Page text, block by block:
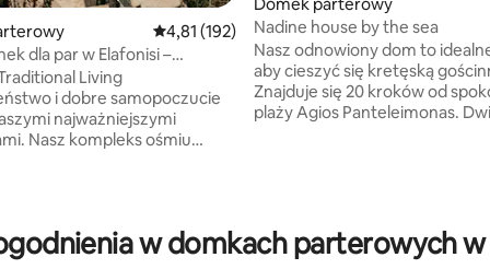
liczba recenzji: 32
Średnia ocena: 4,81 na 5, liczba recenzji: 192
4,81 (192)
dla par w Elafonisi –
życie w Ellafos
Living
i dobre samopoczucie
najważniejszymi
ośmiu
rodzinny ośrodek
zobowiązujemy się do
Nadine house by the sea
Nasz odnowiony dom to
aby cieszyć się kretęską
Znajduje się 20 kroków od
plaży Agios Panteleimonas.
relaksu i medytacji. W ciągu 5
spacerem można dotrzeć do
w domkach parterowych